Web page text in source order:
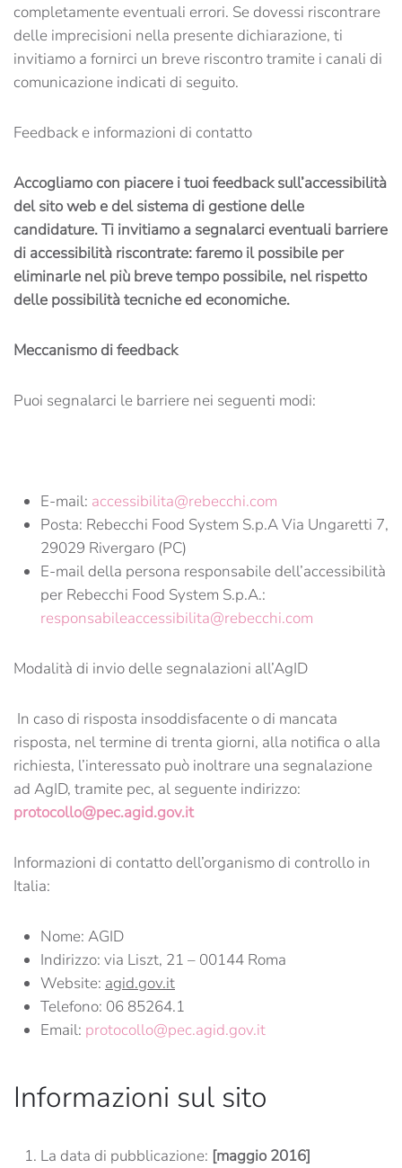
completamente eventuali errori. Se dovessi riscontrare
delle imprecisioni nella presente dichiarazione, ti
invitiamo a fornirci un breve riscontro tramite i canali di
comunicazione indicati di seguito.
Feedback e informazioni di contatto
Accogliamo con piacere i tuoi feedback sull’accessibilità
del sito web e del sistema di gestione delle
candidature. Ti invitiamo a segnalarci eventuali barriere
di accessibilità riscontrate: faremo il possibile per
eliminarle nel più breve tempo possibile, nel rispetto
delle possibilità tecniche ed economiche.
Meccanismo di feedback
Puoi segnalarci le barriere nei seguenti modi:
E-mail: accessibilita@rebecchi.com
Posta: Rebecchi Food System S.p.A Via Ungaretti 7,
29029 Rivergaro (PC)
E-mail della persona responsabile dell’accessibilità
per Rebecchi Food System S.p.A.:
responsabileaccessibilita@rebecchi.com
Modalità di invio delle segnalazioni all’AgID
In caso di risposta insoddisfacente o di mancata
risposta, nel termine di trenta giorni, alla notifica o alla
richiesta, l’interessato può inoltrare una segnalazione
ad AgID, tramite pec, al seguente indirizzo:
protocollo@pec.agid.gov.it
Informazioni di contatto dell’organismo di controllo in
Italia:
Nome: AGID
Indirizzo: via Liszt, 21 – 00144 Roma
Website: agid.gov.it
Telefono: 06 85264.1
Email: protocollo@pec.agid.gov.it
Informazioni sul sito
La data di pubblicazione: [maggio 2016]